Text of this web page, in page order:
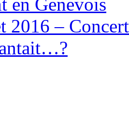
en Genevois
2016 –